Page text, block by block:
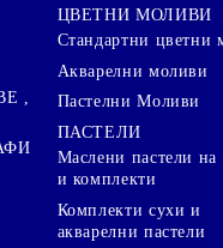
,
ЦВЕТНИ МОЛИВИ
Стандартни цветни
Акварелни моливи
Пастелни Моливи
ПАСТЕЛИ
Маслени пастели на
и комплекти
Комплекти сухи и
акварелни пастели